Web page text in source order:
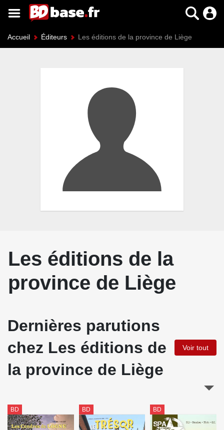
Accueil Éditeurs Les éditions de la province de Liège
Les éditions de la
province de Liège
Dernières parutions
chez Les éditions de
la province de Liège
Voir tout
BD BD BD